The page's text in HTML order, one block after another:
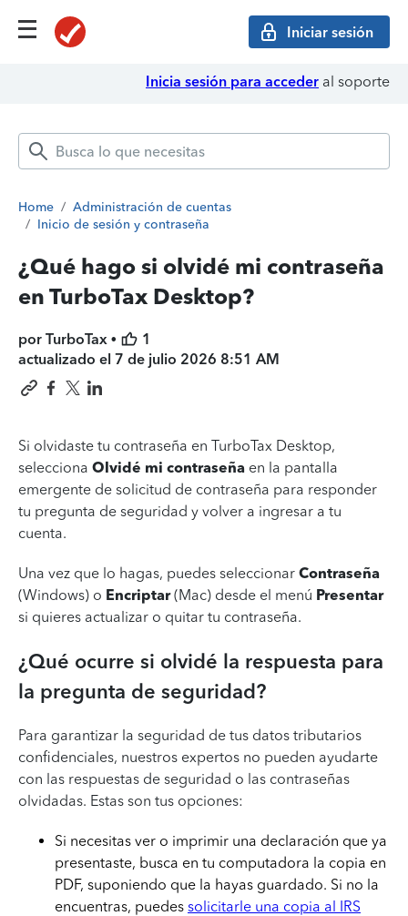
Iniciar sesión
Inicia sesión para acceder al soporte
Home / Administración de cuentas
/ Inicio de sesión y contraseña
¿Qué hago si olvidé mi contraseña
en TurboTax Desktop?
por TurboTax •
1
actualizado el 7 de julio 2026 8:51 AM
Si olvidaste tu contraseña en TurboTax Desktop,
selecciona Olvidé mi contraseña en la pantalla
emergente de solicitud de contraseña para responder
tu pregunta de seguridad y volver a ingresar a tu
cuenta.
Una vez que lo hagas, puedes seleccionar Contraseña
(Windows) o Encriptar(Mac) desde el menú Presentar
si quieres actualizar o quitar tu contraseña.
¿Qué ocurre si olvidé la respuesta para
la pregunta de seguridad?
Para garantizar la seguridad de tus datos tributarios
confidenciales, nuestros expertos no pueden ayudarte
con las respuestas de seguridad o las contraseñas
olvidadas. Estas son tus opciones:
Si necesitas ver o imprimir una declaración que ya
presentaste, busca en tu computadora la copia en
PDF, suponiendo que la hayas guardado. Si no la
encuentras, puedes solicitarle una copia al IRS